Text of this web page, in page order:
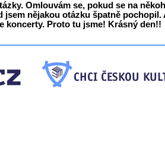
Omlouvám se, pokud se na
jsem nějakou otázku špatně pochopil.
koncerty. Proto tu jsme! Krásný den!!